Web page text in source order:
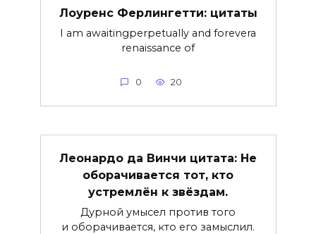
Лоуренс Ферлингетти: цитаты
I am awaitingperpetually and forevera
renaissance of
0 20
Леонардо да Винчи цитата: Не
оборачивается тот, кто
устремлён к звёздам.
Дурной умысел против того
и оборачивается, кто его замыслил.